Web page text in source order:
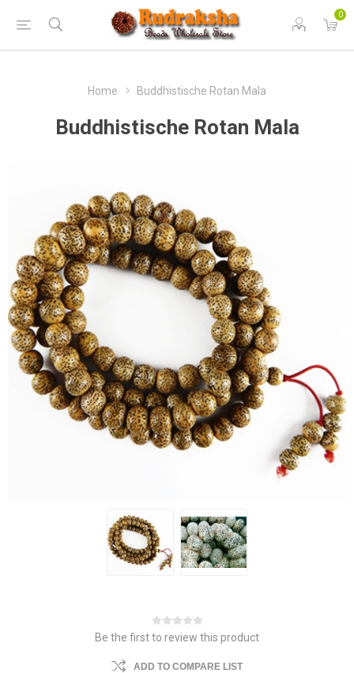
0
Home Buddhistische Rotan Mala
Buddhistische Rotan Mala
Be the first to review this product
ADD TO COMPARE LIST